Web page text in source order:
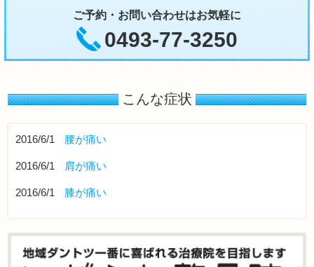
ご予約・お問い合わせはお気軽に
0493-77-3250
こんな症状
2016/6/1 腰が痛い
2016/6/1 肩が痛い
2016/6/1 膝が痛い